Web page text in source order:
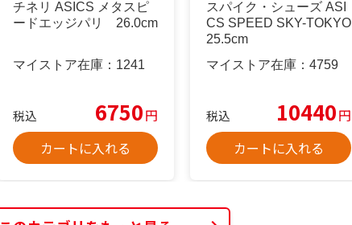
チネリ ASICS メタスピ
ードエッジパリ 26.0cm
マイストア在庫： 1241
税込 6750円
カートに入れる
スパイク・シューズ ASI
CS SPEED SKY-TOKYO
25.5cm
マイストア在庫： 4759
税込 10440円
カートに入れる